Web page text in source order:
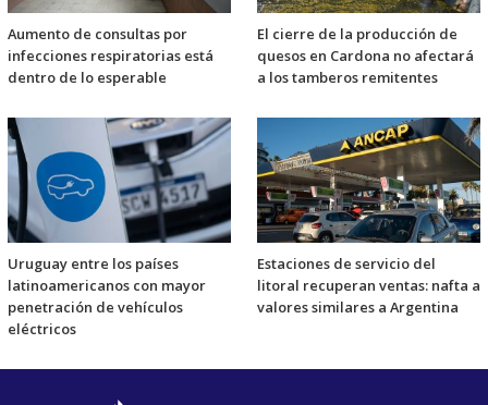
Aumento de consultas por
infecciones respiratorias está
dentro de lo esperable
El cierre de la producción de
quesos en Cardona no afectará
a los tamberos remitentes
Uruguay entre los países
latinoamericanos con mayor
penetración de vehículos
eléctricos
Estaciones de servicio del
litoral recuperan ventas: nafta a
valores similares a Argentina